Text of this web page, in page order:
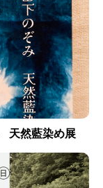
然藍染め展